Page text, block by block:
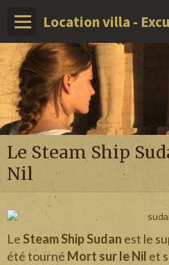
Le Steam Ship
Nil
LeSteam Ship Sudan est le
été tourné Mort sur le Nil et